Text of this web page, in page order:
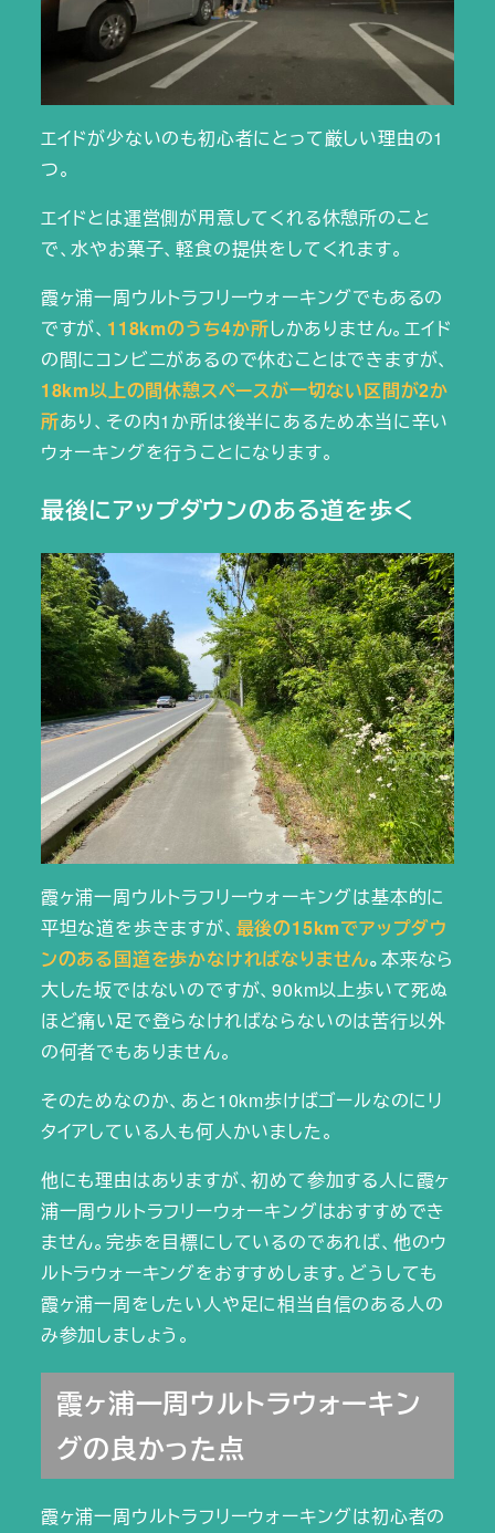
エイドが少ないのも初心者にとって厳しい理由の1
つ。
エイドとは運営側が用意してくれる休憩所のこと
で、水やお菓子、軽食の提供をしてくれます。
霞ヶ浦一周ウルトラフリーウォーキングでもあるの
ですが、 118kmのうち4か所しかありません。エイド
の間にコンビニがあるので休むことはできますが、
18km以上の間休憩スペースが一切ない区間が2か
所あり、その内1か所は後半にあるため本当に辛い
ウォーキングを行うことになります。
最後にアップダウンのある道を歩く
霞ヶ浦一周ウルトラフリーウォーキングは基本的に
平坦な道を歩きますが、 最後の15kmでアップダウ
ンのある国道を歩かなければなりません。本来なら
大した坂ではないのですが、90km以上歩いて死ぬ
ほど痛い足で登らなければならないのは苦行以外
の何者でもありません。
そのためなのか、あと10km歩けばゴールなのにリ
タイアしている人も何人かいました。
他にも理由はありますが、初めて参加する人に霞ヶ
浦一周ウルトラフリーウォーキングはおすすめでき
ません。完歩を目標にしているのであれば、他のウ
ルトラウォーキングをおすすめします。どうしても
霞ヶ浦一周をしたい人や足に相当自信のある人の
み参加しましょう。
霞ヶ浦一周ウルトラウォーキン
グの良かった点
霞ヶ浦一周ウルトラフリーウォーキングは初心者の